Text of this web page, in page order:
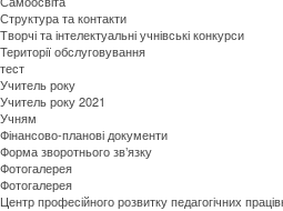
Структура та контакти
Творчі та інтелектуальні учнівські конкурси
Території обслуговування
тест
Учитель року
Учитель року 2021
Учням
Фінансово-планові документи
Форма зворотнього зв’язку
Фотогалерея
Фотогалерея
Центр професійного розвитку педагогічних